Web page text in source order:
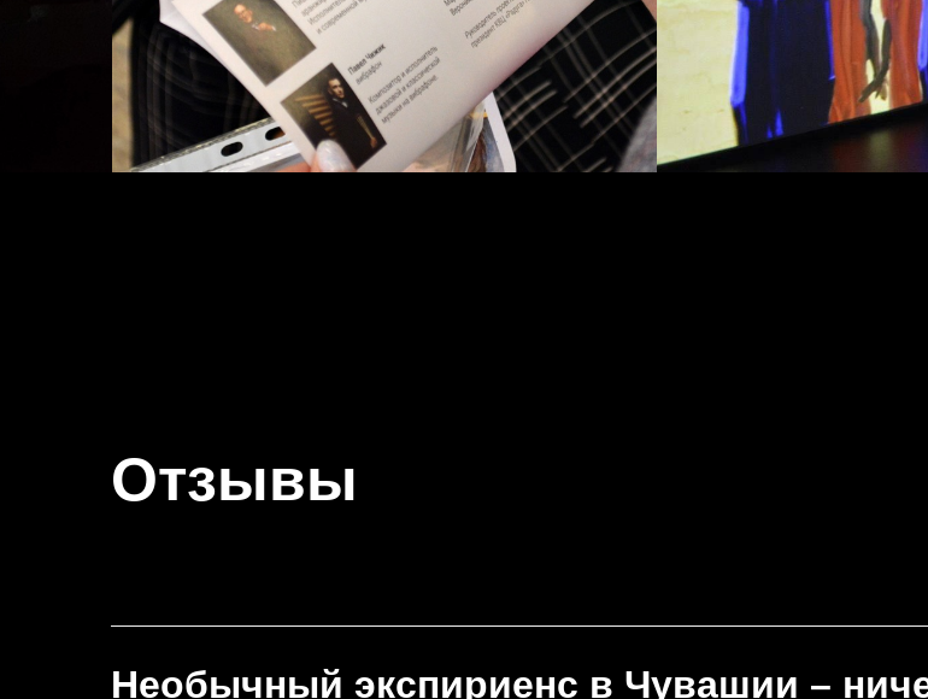
Отзывы
Необычный экспириенс в Чувашии –